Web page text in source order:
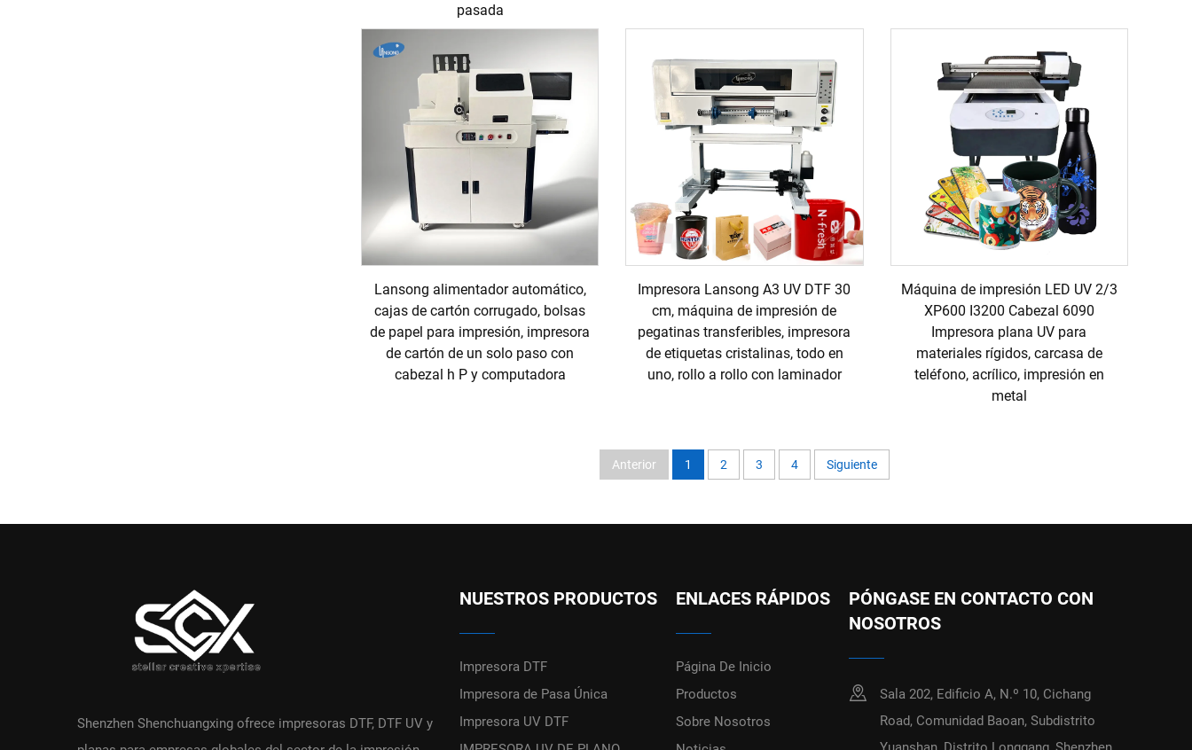
pasada
Lansong alimentador automático,
cajas de cartón corrugado, bolsas
de papel para impresión, impresora
de cartón de un solo paso con
cabezal h P y computadora
Impresora Lansong A3 UV DTF 30
cm, máquina de impresión de
pegatinas transferibles, impresora
de etiquetas cristalinas, todo en
uno, rollo a rollo con laminador
Máquina de impresión LED UV 2/3
XP600 I3200 Cabezal 6090
Impresora plana UV para
materiales rígidos, carcasa de
teléfono, acrílico, impresión en
metal
Anterior 1 2 3 4 Siguiente
Shenzhen Shenchuangxing ofrece impresoras DTF, DTF UV y
NUESTROS PRODUCTOS
Impresora DTF
Impresora de Pasa Única
Impresora UV DTF
ENLACES RÁPIDOS
Página De Inicio
Productos
Sobre Nosotros
PÓNGASE EN CONTACTO CON
NOSOTROS
Sala 202, Edificio A, N.º 10, Cichang
Road, Comunidad Baoan, Subdistrito